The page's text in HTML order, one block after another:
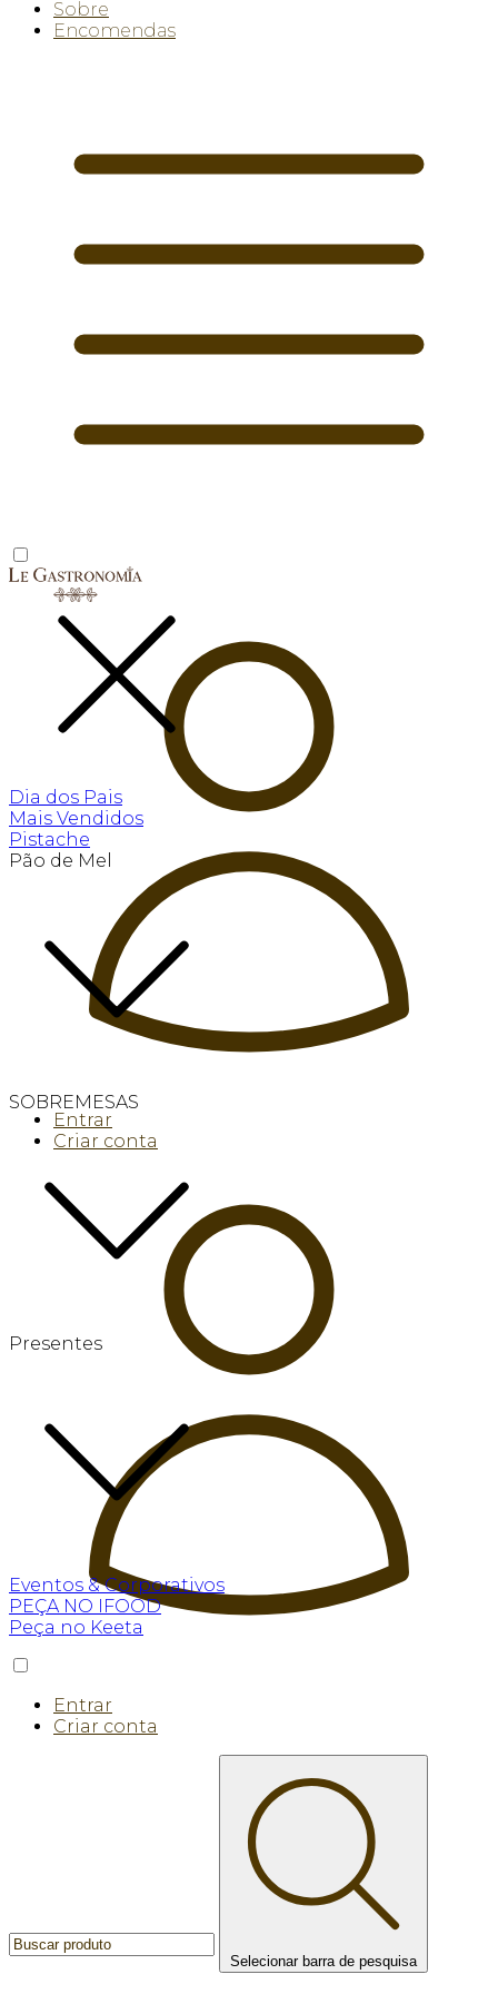
Sobre
Encomendas
Dia dos Pais
Mais Vendidos
Pistache
Pão de Mel
SOBREMESAS
Presentes
Eventos & Corporativos
PEÇA NO IFOOD
Peça no Keeta
Entrar
Criar conta
Entrar
Criar conta
Selecionar barra de pesquisa